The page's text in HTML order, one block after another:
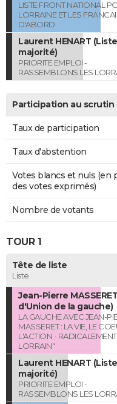
LISTE FRONT NATIONAL
LORRAINE ET LES
D'ABORD
Laurent HENART
majorité)
PRIORITE EMPLOI -
RASSEMBLONS LES
Participation au scrutin
Taux de participation
Taux d'abstention
Votes blancs et nuls (en
des votes exprimés)
Nombre de votants
TOUR 1
Tête de liste
Liste
Jean-Pierre
d'Union de la gauche)
LA GAUCHE AVEC JEAN-
MASSERET : LA VIE, LE
L'ACTION - RADICALEMENT
LORRAIN"
Laurent HENART
majorité)
PRIORITE EMPLOI -
RASSEMBLONS LES